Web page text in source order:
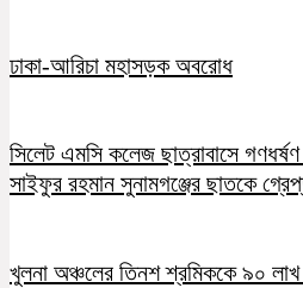
ঢাকা-আরিচা মহাসড়ক অবরোধ
সিলেট এমসি কলেজ ছাত্রাবাসে
সাইফুর রহমান সুনামগঞ্জের ছাতকে
খুলনা অঞ্চলের তিনশ শ্রমিককে ৯০ লাখ